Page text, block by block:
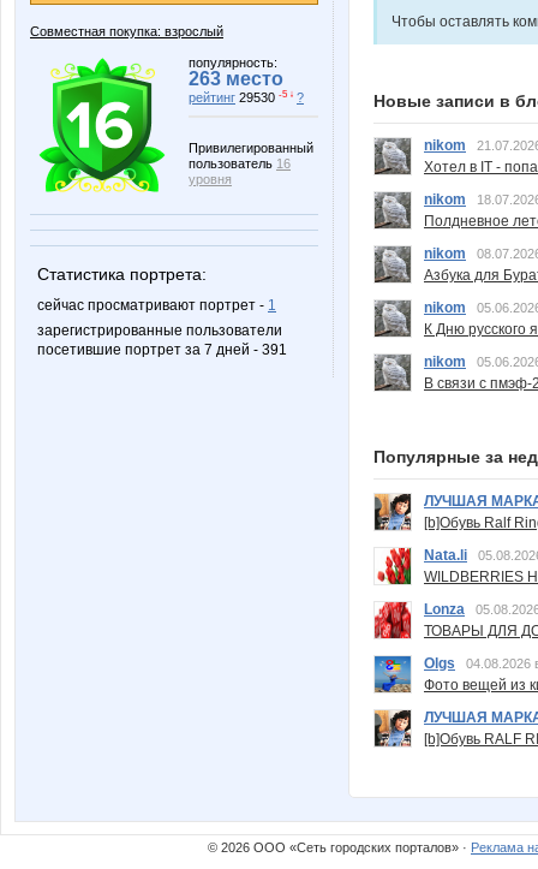
Совместная покупка: взрослый
популярность:
263 место
рейтинг 29530 -5 ↓ ?
Привилегированный
пользователь 16
уровня
Статистика портрета:
сейчас просматривают портрет - 1
зарегистрированные пользователи
посетившие портрет за 7 дней - 391
Чтобы оставлять
Новые записи в
nikom
Хотел в IT -
nikom
Полдневное
nikom
Азбука для
nikom
К Дню русского
nikom
В связи с пмэф-
Популярные за
ЛУЧШАЯ
[b]Обувь Ralf
Nata.li
Lonza
ТОВАРЫ ДЛЯ
Olgs
04.08.2026
Фото вещей из
ЛУЧШАЯ
[b]Обувь RALF
© 2026 ООО «Сеть городских порталов» · Реклама